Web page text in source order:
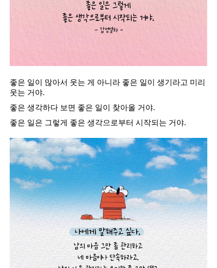
좋은 일이 많아서 웃는 게 아니라 좋은 일이 생기라고 미리
웃는 거야.
좋은 생각하다 보면 좋은 일이 찾아올 거야.
좋은 일은 그렇게 좋은 생각으로부터 시작되는 거야.